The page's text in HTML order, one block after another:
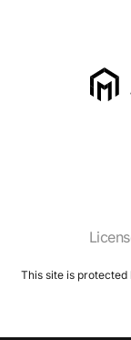
This site is protected